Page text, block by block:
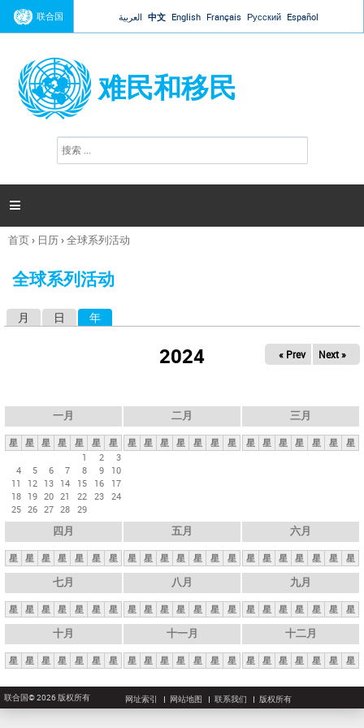
Jump to navigation
联合国 العربية 中文 English Français Русский Español
难民和移民
搜
索

你
这
首页› 日历›全球系列活动
全球系列活动
月 日 年
2024 « Prev Next »
一月
星 星 星 星 星 星
星
1
2
3
4
5 6 7 8 9
10
11
12 13 14 15 16
17
18 19 20 21 22 23 24
25 26 27 28 29
二月
星 星 星 星 星 星 星
三月
星 星 星 星 星 星 星
四月
星 星 星 星 星 星 星
五月
星 星 星 星 星 星 星
六月
星 星 星 星 星 星 星
七月
星 星 星 星 星 星 星
八月
星 星 星 星 星 星 星
九月
星 星 星 星 星 星 星
十月
星 星 星 星 星 星 星
十一月
星 星 星 星 星 星 星
十二月
星 星 星 星 星 星 星
联合国© 2026 版权所有 网址索引 网站地图 联系我们 版权所有